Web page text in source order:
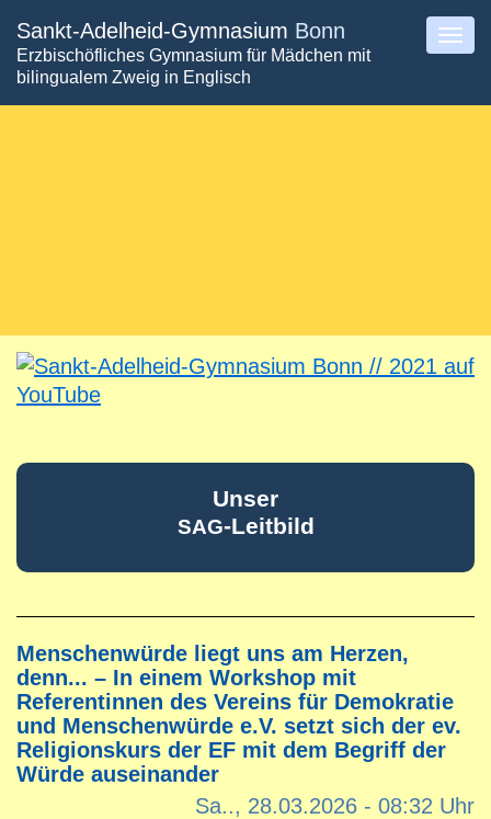
Direkt
zum
Sankt-Adelheid-Gymnasium Bonn
Erzbischöfliches Gymnasium für Mädchen mit
bilingualem Zweig in Englisch
Unser
SAG-Leitbild
Menschenwürde liegt uns am Herzen,
denn... – In einem Workshop mit
Referentinnen des Vereins für Demokratie
und Menschenwürde e.V. setzt sich der ev.
Religionskurs der EF mit dem Begriff der
Würde auseinander
Sa.., 28.03.2026 - 08:32 Uhr